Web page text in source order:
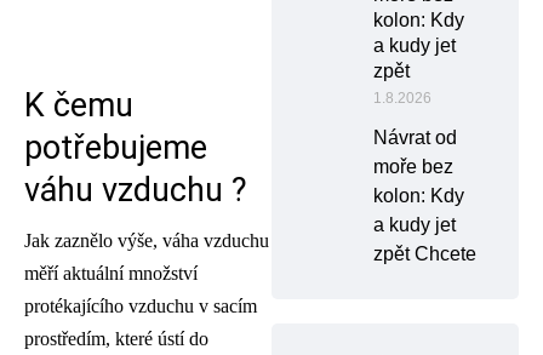
K čemu
potřebujeme
váhu vzduchu ?
Jak zaznělo výše, váha vzduchu
měří aktuální množství
protékajícího vzduchu v sacím
prostředím, které ústí do
kolon: Kdy
a kudy jet
zpět
1.8.2026
Návrat od
moře bez
kolon: Kdy
a kudy jet
zpět Chcete